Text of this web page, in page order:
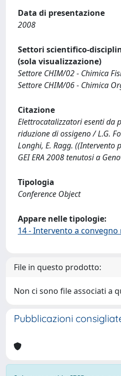
Data di presentazione
2008
Settori scientifico-
(sola visualizzazione)
Settore CHIM/02 - Chimica
Settore CHIM/06 - Chimica
Citazione
Elettrocatalizzatori esenti da
riduzione di ossigeno / L.G.
Longhi, E. Ragg. ((Intervento
GEI ERA 2008 tenutosi a
Tipologia
Conference Object
Appare nelle tipologie:
14 - Intervento a
File in questo prodotto:
Non ci sono file associati a
Pubblicazioni